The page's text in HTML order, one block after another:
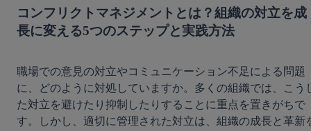
サポート体制
セキュリティ体制
導入事例
活用方法
運営会社
コンフリクトマネジメントとは？組織の対立を成
長に変える5つのステップと実践方法
職場での意見の対立やコミュニケーション不足による問題
に、どのように対処していますか。多くの組織では、こう
た対立を避けたり抑制したりすることに重点を置きがちで
す。しかし、適切に管理された対立は、組織の成長と革新